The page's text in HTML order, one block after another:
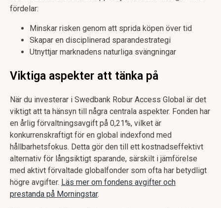
fördelar:
Minskar risken genom att sprida köpen över tid
Skapar en disciplinerad sparandestrategi
Utnyttjar marknadens naturliga svängningar
Viktiga aspekter att tänka på
När du investerar i Swedbank Robur Access Global är det
viktigt att ta hänsyn till några centrala aspekter. Fonden har
en årlig förvaltningsavgift på 0,21%, vilket är
konkurrenskraftigt för en global indexfond med
hållbarhetsfokus. Detta gör den till ett kostnadseffektivt
alternativ för långsiktigt sparande, särskilt i jämförelse
med aktivt förvaltade globalfonder som ofta har betydligt
högre avgifter. Läs mer om fondens avgifter och
prestanda på Morningstar.